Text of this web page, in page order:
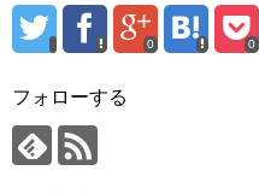
0 0
フォローする